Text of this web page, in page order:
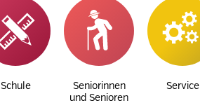
Schule
Seniorinnen
und Senioren
Service